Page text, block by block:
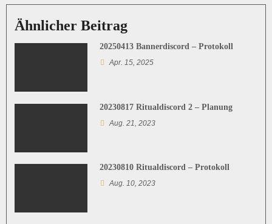
g
s
a
v
g
t
Ähnlicher Beitrag
20250413 Bannerdiscord – Protokoll
Apr. 15, 2025
20230817 Ritualdiscord 2 – Planung
Aug. 21, 2023
20230810 Ritualdiscord – Protokoll
Aug. 10, 2023